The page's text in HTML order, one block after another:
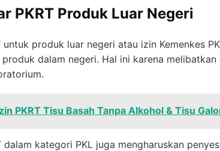
PKRT Produk Luar Negeri
untuk produk luar negeri atau izin Kemenkes
dalam negeri. Hal ini karena
PKRT Tisu Basah Tanpa Alkohol & Tisu
dalam kategori PKL juga mengharuskan